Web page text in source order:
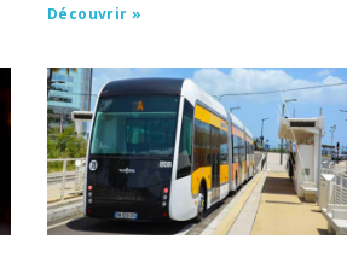
Découvrir »